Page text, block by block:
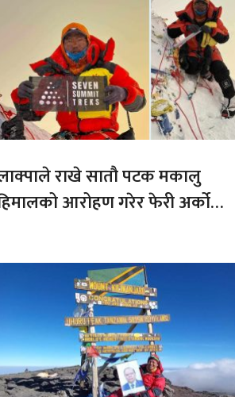
राखे सातौ पटक मकालु
आरोहण गरेर फेरी अर्को